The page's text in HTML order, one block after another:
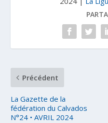
Précédent
La Gazette de la
fédération du Calvados
N°24 • AVRIL 2024